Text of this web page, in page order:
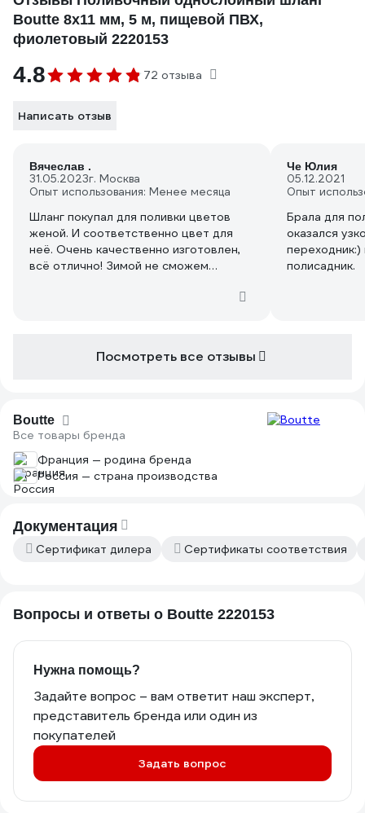
Boutte 8x11 мм, 5 м, пищевой ПВХ,
фиолетовый 2220153
4.8 72 отзыва
Написать отзыв
Вячеслав .
31.05.2023г. Москва
Опыт использования: Менее месяца
Шланг покупал для поливки цветов
женой. И соответственно цвет для
неё. Очень качественно изготовлен,
всё отлично! Зимой не сможем
Че Юлия
05.12.2021
Опыт
Брала для
оказался
полисадник.
Посмотреть все отзывы
Boutte
Все товары бренда
Франция — родина бренда
Россия — страна производства
Документация
Сертификат дилера Сертификаты соответствия
Вопросы и ответы о Boutte 2220153
Нужна помощь?
Задайте вопрос – вам ответит наш эксперт,
представитель бренда или один из
покупателей
Задать вопрос